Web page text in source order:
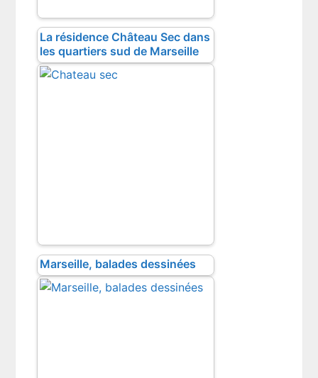
La résidence Château Sec dans
les quartiers sud de Marseille
Marseille, balades dessinées